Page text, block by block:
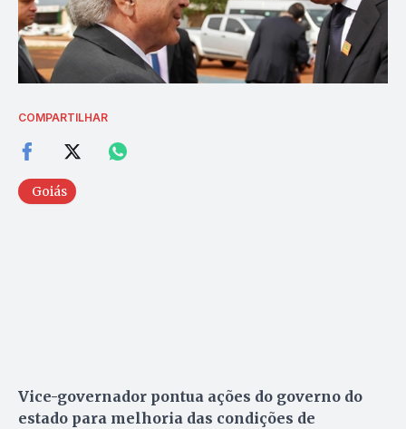
COMPARTILHAR
Goiás
Vice-governador pontua ações do governo do
estado para melhoria das condições de